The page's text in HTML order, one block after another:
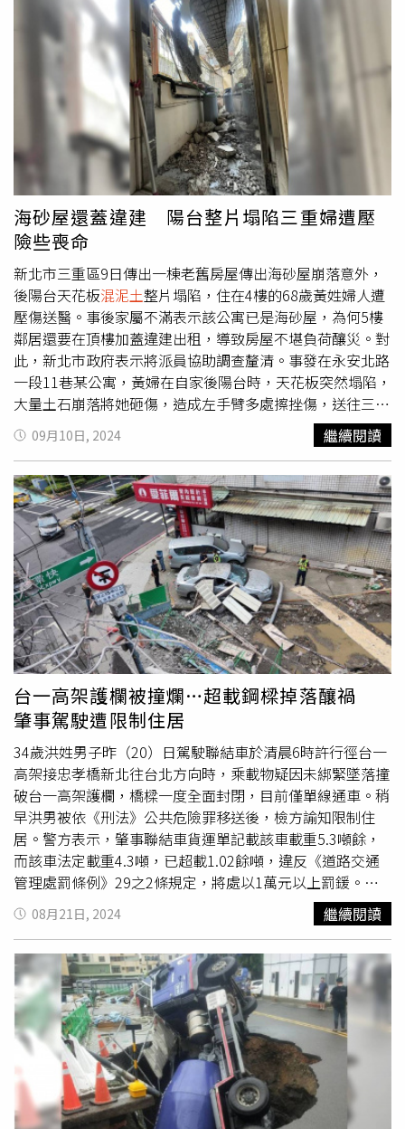
小菜、冰品甜點，到護唇膏、手製工藝品，項目五花八門。
而發文中既談料理，也從材料、時節聊到少許人生感悟，因
此慢慢累積了許多忠實粉絲，點讚數與回應都十分活躍。而
她的部落格上，還有詳實的料理教學紀錄，看得出十分用心
在經營。11日上午，郭女的兒子在粉絲專頁上PO文，向母
親的粉絲傳達了她辭世的消息。以下為郭女兒子的公告全
文：各位好，我是郭錦靜（靜姐）的兒子，承佑。懷著沉重
的心情在這裡告知FB的大家，很不幸地，我的媽媽靜姐於
國曆113年9月6日早上離開了人世，一場意外來的措手不
及，我們家屬與認識她的親朋好友都感到震驚與不捨，但我
們相信，她在這個世界的修行結束了，功德圓滿，先到了另
一個世界享福。媽媽生前最喜歡動手做料理，每次回家聊天
總是聽她說:又做了哪道料理、料理可以怎麼變化，做起來
味道應該怎麼樣，開心的眼神總是閃閃發光；媽媽也喜歡種
植花花草草，家門前面的小院子四季都會有不同的收成；享
受著把生活過的這麼忙碌的她，每當對一件事情有想法就會
立即動手去創造，整個人沈浸在她自己的創意世界，這樣的
她好自信。就像她自己的簡介：「喜歡料理，熱衷創意，更
愛園藝」。分享料理的創作及過程是她的生活重心之一，我
們幾個孩子不在身邊的時候，感謝FB的大家在這個創作園
地陪她度過了重要的時光。謝謝網路上的大家對靜姐的喜
愛，所有的點讚、關注、分享、留言，都曾經帶給她滿滿的
喜悅。無常人生，萬物有時，珍惜當下家屬 泣啓11日上
午，郭女的兒子在粉絲專頁上PO文，向母親的粉絲傳達了
她辭世的消息。（圖／翻攝FB／靜姐廚房）
海砂屋還蓋違建 陽台整片塌陷三重婦遭壓
險些喪命
新北市三重區9日傳出一棟老舊房屋傳出海砂屋崩落意外，
後陽台天花板混泥土整片塌陷，住在4樓的68歲黃姓婦人遭
壓傷送醫。事後家屬不滿表示該公寓已是海砂屋，為何5樓
鄰居還要在頂樓加蓋違建出租，導致房屋不堪負荷釀災。對
此，新北市政府表示將派員協助調查釐清。事發在永安北路
一段11巷某公寓，黃婦在自家後陽台時，天花板突然塌陷，
大量土石崩落將她砸傷，造成左手臂多處擦挫傷，送往三重
市立醫院救治後無礙。黃婦兒子事後在臉書社團「三重蘆洲
幫」發文表示該公寓被判定為海砂屋，多年前曾請新北市政
府拆除大隊到場了解房屋情況，質疑此次房屋崩落是因為5
樓鄰居在頂樓加蓋違建所致。昨日事發後聯繫被害人求助，
卻被告知負責人外出，無奈表示「負責我們區域的人不在，
總該有代理人吧？難道新北市政府真的對那些影響老百姓生
命安全的違法建築無法可管？」，新北市政府了解情況後也
馬上派員了解情況並給予協助。
09月10日, 2024 繼續閱讀
台一高架護欄被撞爛…超載鋼樑掉落釀禍
肇事駕駛遭限制住居
34歲洪姓男子昨（20）日駕駛聯結車於清晨6時許行徑台一
高架接忠孝橋新北往台北方向時，乘載物疑因未綁緊墜落撞
破台一高架護欄，橋樑一度全面封閉，目前僅單線通車。稍
早洪男被依《刑法》公共危險罪移送後，檢方諭知限制住
居。警方表示，肇事聯結車貨運單記載該車載重5.3噸餘，
而該車法定載重4.3噸，已超載1.02餘噸，違反《道路交通
管理處罰條例》29之2條規定，將處以1萬元以上罰鍰。另
裝載貨物不穩部分，將依同法處3000元以上、18000元以下
罰鍰，並責令改正或禁止通行。刑事部分，警方以《刑法》
公共危險罪嫌將洪男移送新北地檢署，檢方複訊後，諭知洪
男限制住居。鄭立輝說，台一線高架橋由交通部公路總局興
建，橋齡約莫40年，在台北縣升格、約2011年把台一高架
委託由當時尚未升格的台北縣政府維護管理，目前維管機制
每兩年進行一次橋樑檢測，最近一次檢測是去年9月，檢測
結果整體安全無虞。鄭立輝說，經過專業技師肉眼檢視，評
估主體結構未受損害，只有牆面板跟附屬設施受到損害，目
前正緊急整理環境、清理混泥土，後續會再進行縝密評估、
辦理修復工程，初估約2月修復，會盡快搶通，減少交通衝
08月21日, 2024 繼續閱讀